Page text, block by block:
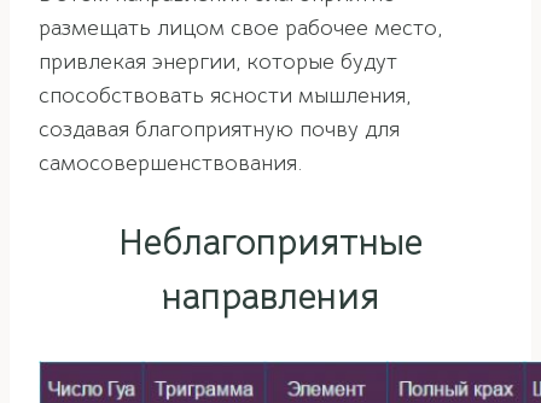
размещать лицом свое рабочее место,
привлекая энергии, которые будут
способствовать ясности мышления,
создавая благоприятную почву для
самосовершенствования.
Неблагоприятные
направления